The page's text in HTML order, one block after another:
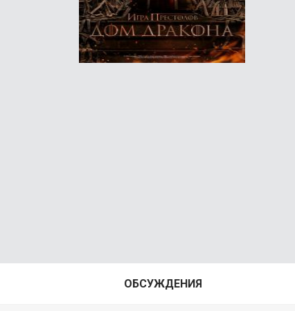
ОБСУЖДЕНИЯ